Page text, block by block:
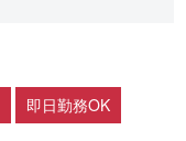
即日勤務OK